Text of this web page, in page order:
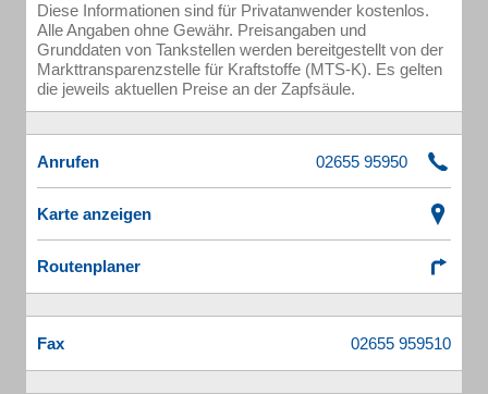
Diese Informationen sind für Privatanwender kostenlos.
Alle Angaben ohne Gewähr. Preisangaben und
Grunddaten von Tankstellen werden bereitgestellt von der
Markttransparenzstelle für Kraftstoffe (MTS-K). Es gelten
die jeweils aktuellen Preise an der Zapfsäule.
Anrufen
Karte anzeigen
Routenplaner
Fax